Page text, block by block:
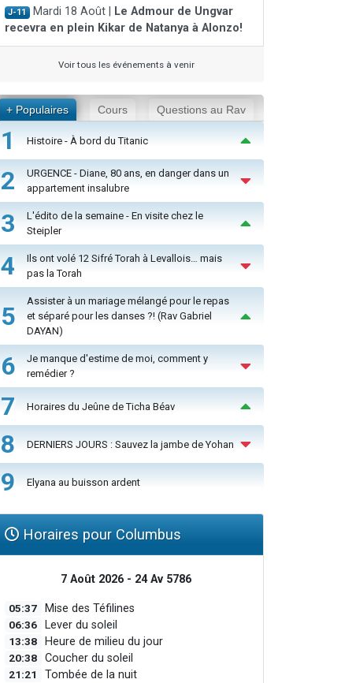
J-11 Mardi 18 Août |
Le Admour de Ungvar
recevra en plein Kikar de Natanya à Alonzo!
Voir tous les événements à venir
+ Populaires Cours Questions au Rav
1 Histoire - À bord du Titanic
2
URGENCE - Diane, 80 ans, en danger dans un
appartement insalubre
3
L'édito de la semaine - En visite chez le
Steipler
4
Ils ont volé 12 Sifré Torah à Levallois… mais
pas la Torah
5
Assister à un mariage mélangé pour le repas
et séparé pour les danses ?! (Rav Gabriel
DAYAN)
6
Je manque d'estime de moi, comment y
remédier ?
7 Horaires du Jeûne de Ticha Béav
8 DERNIERS JOURS : Sauvez la jambe de Yohan
9 Elyana au buisson ardent
Horaires pour Columbus
7 Août 2026 - 24 Av 5786
05:37 Mise des Téfilines
06:36 Lever du soleil
13:38 Heure de milieu du jour
20:38 Coucher du soleil
21:21 Tombée de la nuit